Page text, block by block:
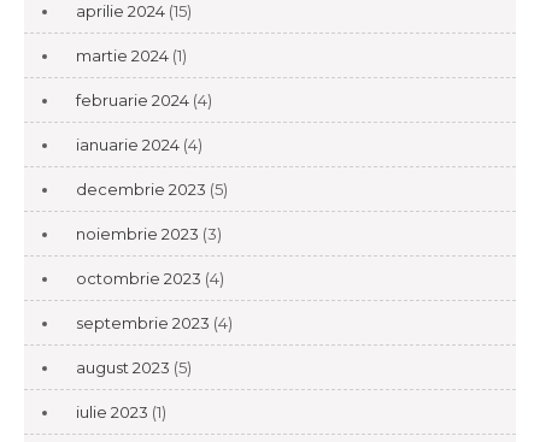
aprilie 2024 (15)
martie 2024 (1)
februarie 2024 (4)
ianuarie 2024 (4)
decembrie 2023 (5)
noiembrie 2023 (3)
octombrie 2023 (4)
septembrie 2023 (4)
august 2023 (5)
iulie 2023 (1)